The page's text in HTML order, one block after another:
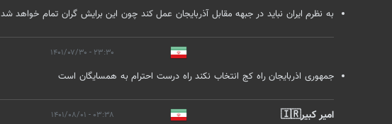
به نظرم ایران نباید در جبهه مقابل آذربایجان عمل کند چون این برایش گران تمام خواهد شد
۲۳:۳۰ - ۱۴۰۱/۰۷/۳۰
جمهوری اذربایجان راه کج انتخاب نکند راه درست احترام به همسایگان است
امیر کبیر🇮🇷 ۰۳:۳۸ - ۱۴۰۱/۰۸/۰۱